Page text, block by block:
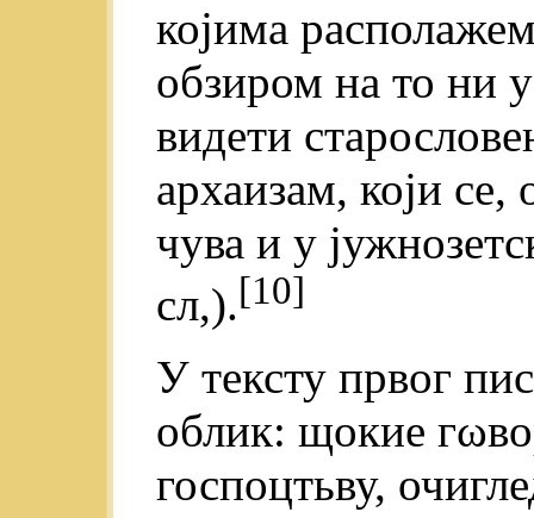
којима
обзиром на то ни
видети
архаизам, који
чува и у
сл,).[10]
У тексту првог
облик: щокие
госпоцтьву,